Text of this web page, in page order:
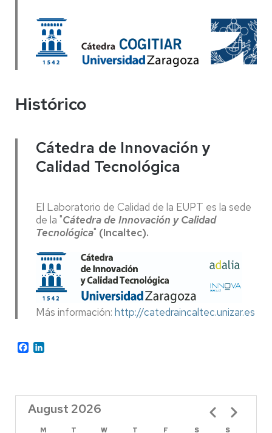
Histórico
Cátedra de Innovación y
Calidad Tecnológica
El Laboratorio de Calidad de la EUPT es la sede
de la "Cátedra de Innovación y Calidad
Tecnológica" (Incaltec).
Más información: http://catedraincaltec.unizar.es
Facebook
August 2026
M T W T F S
S
Pagination